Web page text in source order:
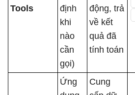
Tools
định
khi
nào
cần
gọi)
động, trả
về kết
quả đã
tính toán
Ứng
Cung